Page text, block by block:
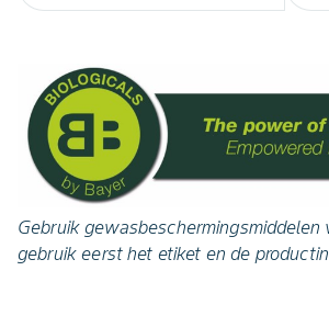
Gebruik gewasbeschermingsmiddelen
gebruik eerst het etiket en de